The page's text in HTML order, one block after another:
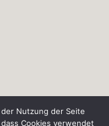
Nutzung der Seite
Cookies verwendet